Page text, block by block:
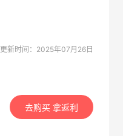
更新时间：2025年07月26日
去购买 拿返利